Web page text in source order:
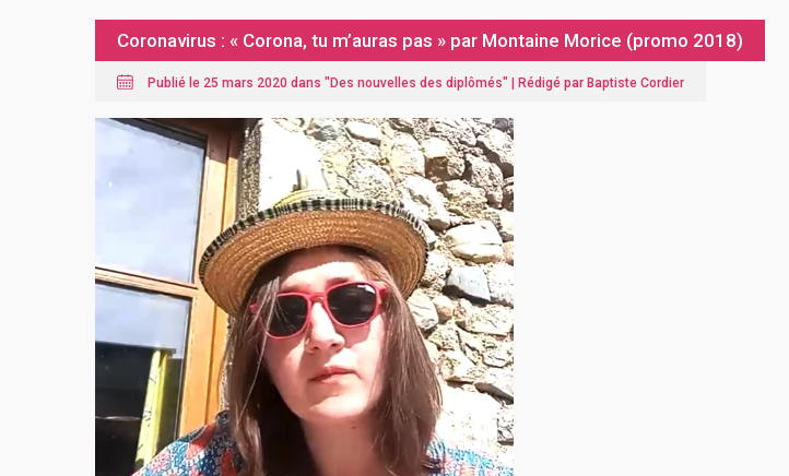
Coronavirus : « Corona, tu m’auras pas » par Montaine Morice (promo 2018)
Publié le 25 mars 2020 dans "Des nouvelles des diplômés" | Rédigé par Baptiste Cordier